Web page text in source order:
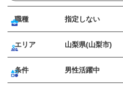
職種 指定しない
エリア 山梨県(山梨市)
条件 男性活躍中